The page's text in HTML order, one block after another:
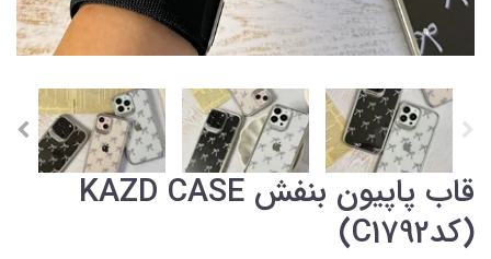
قاب پاپیون بنفش KAZD CASE
(کدC1792)